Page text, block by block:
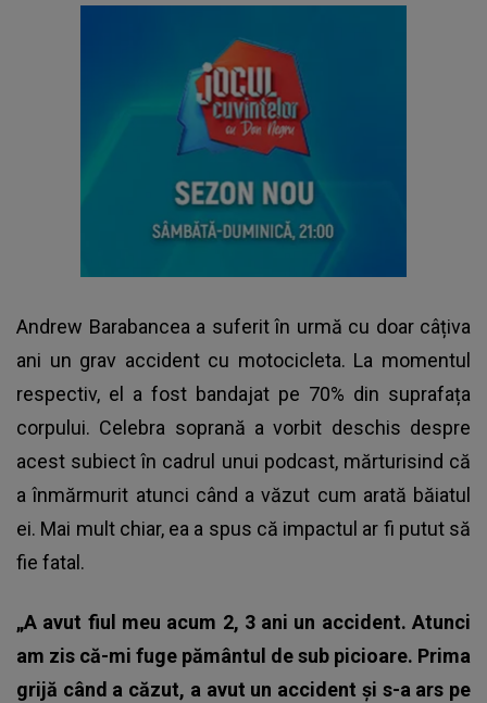
Andrew Barabancea a suferit în urmă cu doar câțiva
ani un grav accident cu motocicleta. La momentul
respectiv, el a fost bandajat pe 70% din suprafața
corpului. Celebra soprană a vorbit deschis despre
acest subiect în cadrul unui podcast, mărturisind că
a înmărmurit atunci când a văzut cum arată băiatul
ei. Mai mult chiar, ea a spus că impactul ar fi putut să
fie fatal.
„A avut fiul meu acum 2, 3 ani un accident. Atunci
am zis că-mi fuge pământul de sub picioare. Prima
grijă când a căzut, a avut un accident și s-a ars pe